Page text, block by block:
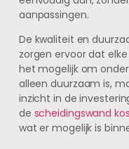
aanpassingen.
De kwaliteit en
zorgen ervoor dat
het mogelijk om
alleen duurzaam is,
inzicht in de
de scheidingswand
wat er mogelijk is